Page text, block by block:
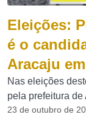
Eleições:
é o
Aracaju
Nas eleições
pela prefeitura
23 de outubro de